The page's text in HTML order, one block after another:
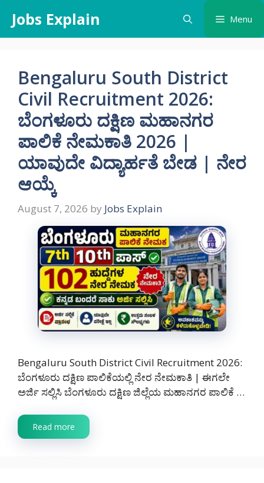
content
Jobs Explain Menu
Bengaluru South District
Civil Recruitment 2026:
ಬೆಂಗಳೂರು ದಕ್ಷಿಣ ಮಹಾನಗರ
ಪಾಲಿಕೆ ನೇಮಕಾತಿ 2026 |
ಯಾವುದೇ ವಿದ್ಯಾರ್ಹತೆ ಬೇಡ | ನೇರ
ಆಯ್ಕೆ
August 7, 2026 by Jobs Explain
Bengaluru South District Civil Recruitment 2026:
ಬೆಂಗಳೂರು ದಕ್ಷಿಣ ಪಾಲಿಕೆಯಲ್ಲಿ ನೇರ ನೇಮಕಾತಿ | ಈಗಲೇ
ಅರ್ಜಿ ಸಲ್ಲಿಸಿ ಬೆಂಗಳೂರು ದಕ್ಷಿಣ ಜಿಲ್ಲೆಯ ಮಹಾನಗರ ಪಾಲಿಕೆ …
Read more